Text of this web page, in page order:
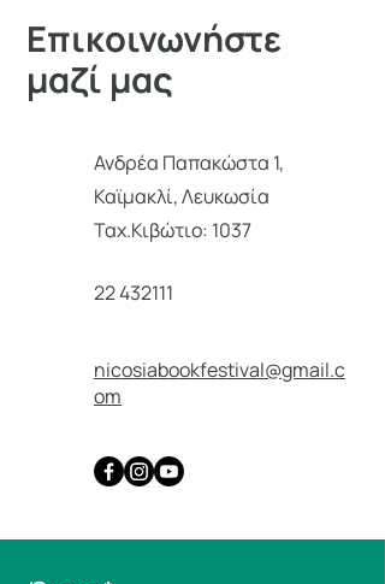
Επικοινωνήστε
μαζί μας
Ανδρέα Παπακώστα 1,
Καϊμακλί, Λευκωσία
Ταχ.Κιβώτιο: 1037
22 432111
nicosiabookfestival@gmail.c
om